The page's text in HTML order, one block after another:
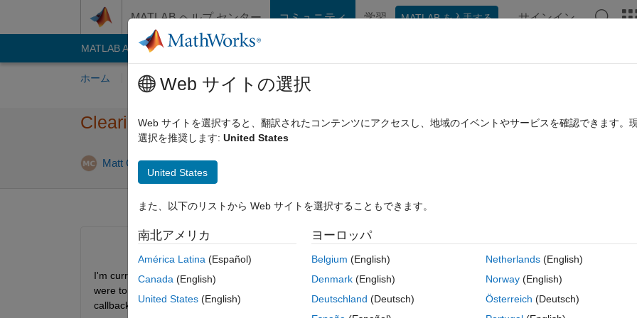
MATLAB ヘルプ センター コミュニティ 学習 MATLAB を入手する サインイン
MATLAB Answers File Exchange
ホーム 質問する 回答 閲覧 MATLAB に関する FAQ
Clearing Variables in Workspace on Simulink Pause
Matt C 2017 3 月 10
0 投票
I'm currently trying to obfuscate variables that are loaded into Simulink via a .p file. Is there a way to do this? If someone
were to pause the simulation, then the variables would remain in the workspace and viewable. I can't just use a pause-
callback saying "clearvars", because that callback can easily be erased.
Web サイトの選択
Web サイトを選択すると、翻訳されたコンテンツにアクセスし、地域のイベントやサービスを確認できます。
選択を推奨します: United States
United States
また、以下のリストから Web サイトを選択することもできます。
南北アメリカ
América Latina (Español)
Canada (English)
United States (English)
ヨーロッパ
Belgium (English)
Denmark (English)
Deutschland (Deutsch)
Netherlands(English)
Norway(English)
Österreich (Deutsch)